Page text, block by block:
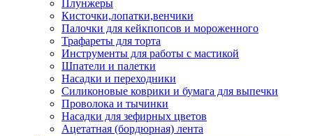
Плунжеры
Кисточки,лопатки,венчики
Палочки для кейкпопсов и мороженного
Трафареты для торта
Инструменты для работы с мастикой
Шпатели и палетки
Насадки и переходники
Силиконовые коврики и бумага для выпечки
Проволока и тычинки
Насадки для зефирных цветов
Ацетатная (бордюрная) лента